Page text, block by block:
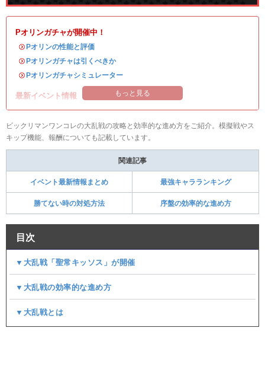
Pオリンガチャが開催中！
・Pオリンの性能と評価
・Pオリンガチャは引くべきか
・Pオリンガチャシミュレーター
最新イベント情報 もっと見る
ビックリマンワンコレの大乱戦の攻略と効率的な進め方をご紹介。模擬戦やス
キップ機能、報酬についても記載しています。
関連記事
イベント最新情報まとめ 最強キャラランキング
勝てない時の対処方法 序盤の効率的な進め方
目次
▼大乱戦「聖常キッソス」が開催
▼大乱戦の効率的な進め方
▼大乱戦とは